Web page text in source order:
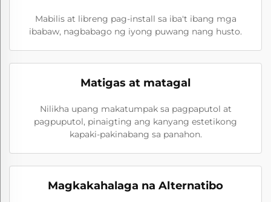
Mabilis at libreng pag-install sa iba't ibang mga
ibabaw, nagbabago ng iyong puwang nang husto.
Matigas at matagal
Nilikha upang makatumpak sa pagpaputol at
pagpuputol, pinaigting ang kanyang estetikong
kapaki-pakinabang sa panahon.
Magkakahalaga na Alternatibo